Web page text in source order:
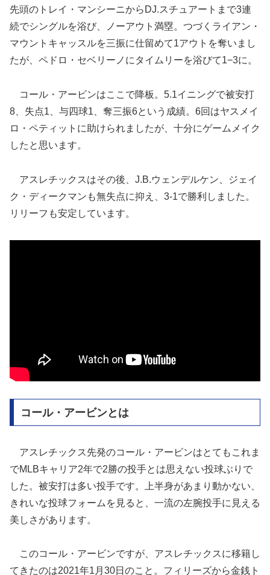
先頭のトレイ・マンシーニからDJ.スチュアートまで3連
続でシングルを浴び、ノーアウト満塁。つづくライアン・
マウントキャッスルを三振に仕留めて1アウトを奪いまし
たが、ペドロ・セベリーノにタイムリーを浴びて1−3に。
コール・アービンはここで降板。5.1イニングで被安打
8、失点1、与四球1、奪三振6という成績。6回はヤスメイ
ロ・ペティットに助けられましたが、十分にゲームメイク
したと思います。
アスレチックスはその後、J.B.ウェンデルケン、ジェイ
ク・ディークマンも無失点に抑え、3-1で勝利しました。
リリーフも安定しています。
コール・アービンとは
アスレチックス先発のコール・アービンはとてもこれま
でMLBキャリア2年で2勝の投手とは思えない投球ぶりで
した。被安打は多い投手です。上半身があまり動かない、
きれいな投球フォームを見ると、一流の左腕投手に見える
美しさがあります。
このコール・アービンですが、アスレチックスに移籍し
てきたのは2021年1月30日のこと。フィリーズから金銭ト